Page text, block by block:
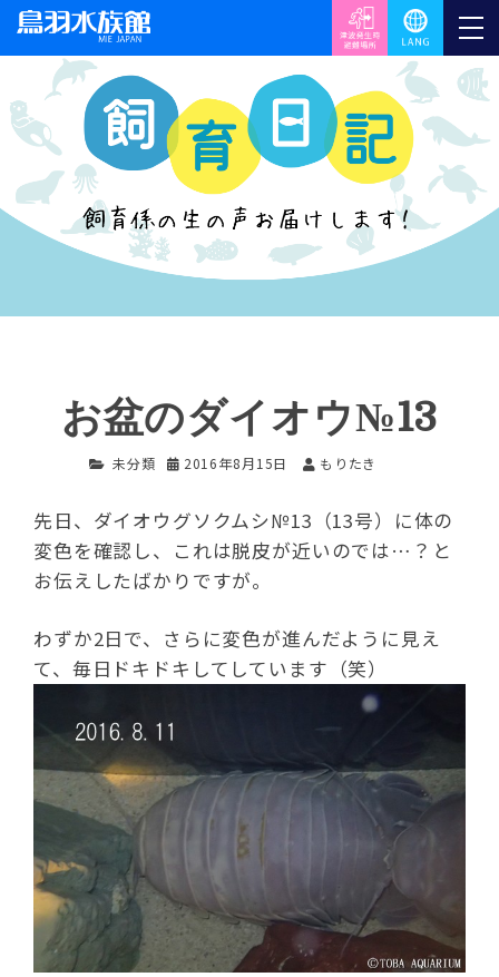
お盆のダイオウ№13
未分類 2016年8月15日 もりたき
先日、ダイオウグソクムシ№13（13号）に体の
変色を確認し、これは脱皮が近いのでは…？と
お伝えしたばかりですが。
わずか2日で、さらに変色が進んだように見え
て、毎日ドキドキしてしています（笑）